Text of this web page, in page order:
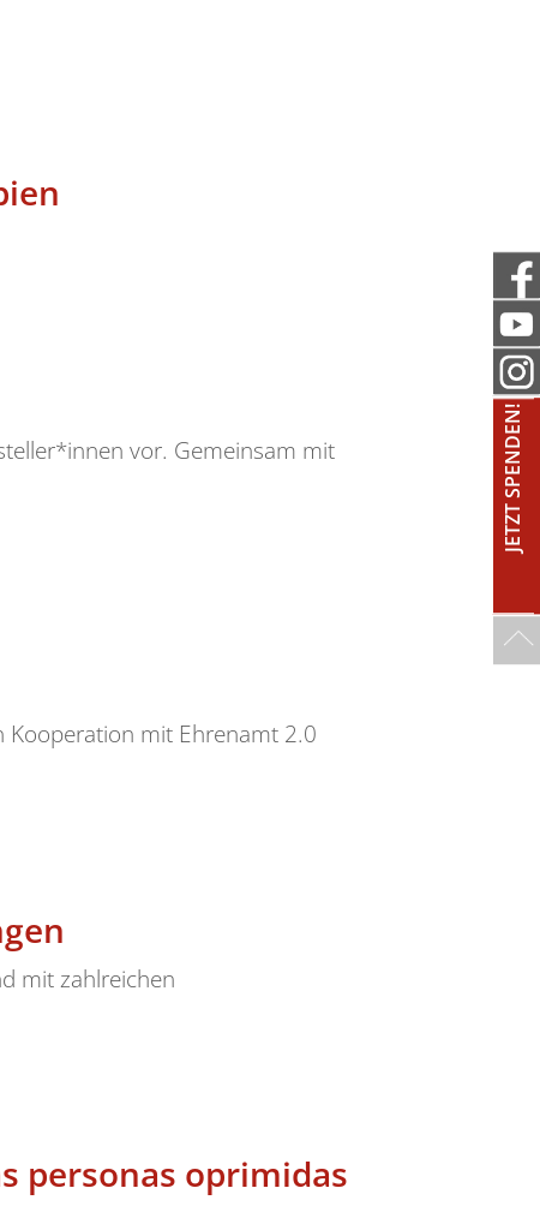
JETZT SPENDEN!
vor. Gemeinsam mit
Kooperation mit Ehrenamt 2.0
mit zahlreichen
personas oprimidas